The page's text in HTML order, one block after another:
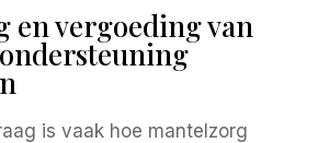
en vergoeding van
is vaak hoe mantelzorg